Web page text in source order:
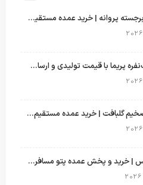
قیمت پتو تک نفره برجسته پروانه | خرید عمده مستقیم با بهترین قیمت بازار
فروش عمده پتو یک‌نفره پریما با قیمت تولیدی و ارسال به سراسر کشور
قیمت پتو یک‌نفره ضخیم گلبافت | خرید عمده مستقیم با بهترین قیمت
قیمت پتو سبک سنس | خرید و پخش عمده پتو مسافرتی Sense